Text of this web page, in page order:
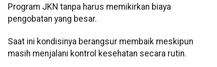
Program JKN tanpa harus memikirkan biaya
pengobatan yang besar.
Saat ini kondisinya berangsur membaik meskipun
masih menjalani kontrol kesehatan secara rutin.